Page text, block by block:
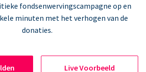
fondsenwervingscampagne op en
minuten met het verhogen van de
donaties.
Live Voorbeeld